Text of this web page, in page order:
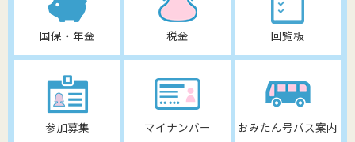
国保・年金 税金 回覧板
参加募集 マイナンバー おみたん号バス案内